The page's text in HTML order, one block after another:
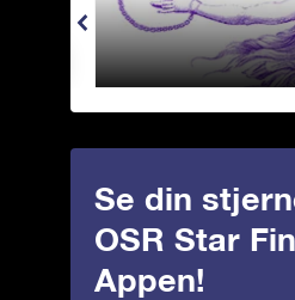
Se din
OSR Star
Appen!